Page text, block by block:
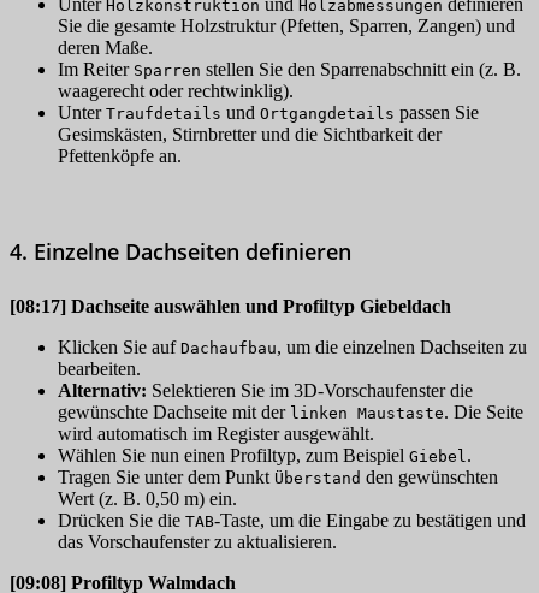
Unter Holzkonstruktion und Holzabmessungen definieren
Sie die gesamte Holzstruktur (Pfetten, Sparren, Zangen) und
deren Maße.
Im Reiter Sparren stellen Sie den Sparrenabschnitt ein (z. B.
waagerecht oder rechtwinklig).
Unter Traufdetails und Ortgangdetails passen Sie
Gesimskästen, Stirnbretter und die Sichtbarkeit der
Pfettenköpfe an.
4. Einzelne Dachseiten definieren
[08:17] Dachseite auswählen und Profiltyp Giebeldach
Klicken Sie auf Dachaufbau, um die einzelnen Dachseiten zu
bearbeiten.
Alternativ: Selektieren Sie im 3D-Vorschaufenster die
gewünschte Dachseite mit der linken Maustaste. Die Seite
wird automatisch im Register ausgewählt.
Wählen Sie nun einen Profiltyp, zum Beispiel Giebel.
Tragen Sie unter dem Punkt Überstand den gewünschten
Wert (z. B. 0,50 m) ein.
Drücken Sie die TAB-Taste, um die Eingabe zu bestätigen und
das Vorschaufenster zu aktualisieren.
[09:08] Profiltyp Walmdach